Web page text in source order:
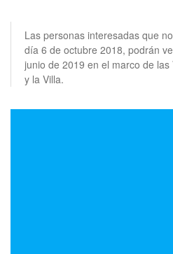
Las personas interesadas que
día 6 de octubre 2018, podrán
junio de 2019 en el marco de
y la Villa.